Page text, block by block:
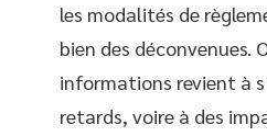
les modalités de
bien des déconvenues.
informations revient à
retards, voire à des